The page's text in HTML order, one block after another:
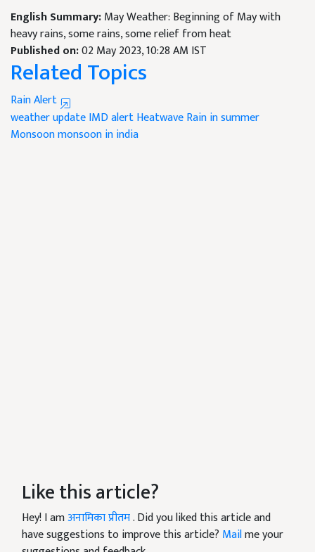
English Summary:May Weather: Beginning of May with
heavy rains, some rains, some relief from heat
Published on:02 May 2023, 10:28 AM IST
Related Topics
Rain Alert
weather updateIMD alertHeatwaveRain in summer
Monsoonmonsoon in india
Like this article?
Hey! I amअनामिका प्रीतम. Did you liked this article and
have suggestions to improve this article? Mailme your